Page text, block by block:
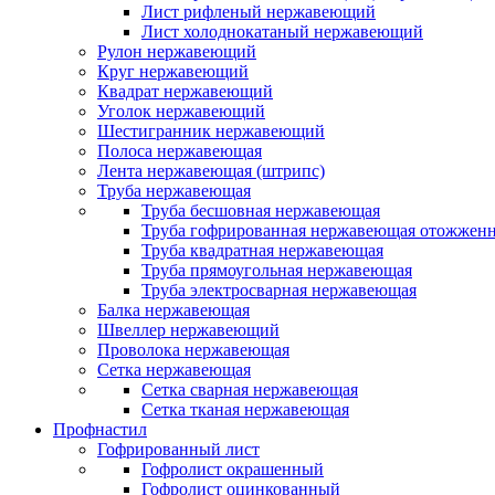
Лист рифленый нержавеющий
Лист холоднокатаный нержавеющий
Рулон нержавеющий
Круг нержавеющий
Квадрат нержавеющий
Уголок нержавеющий
Шестигранник нержавеющий
Полоса нержавеющая
Лента нержавеющая (штрипс)
Труба нержавеющая
Труба бесшовная нержавеющая
Труба гофрированная нержавеющая
Труба квадратная нержавеющая
Труба прямоугольная нержавеющая
Труба электросварная нержавеющая
Балка нержавеющая
Швеллер нержавеющий
Проволока нержавеющая
Сетка нержавеющая
Сетка сварная нержавеющая
Сетка тканая нержавеющая
Профнастил
Гофрированный лист
Гофролист окрашенный
Гофролист оцинкованный